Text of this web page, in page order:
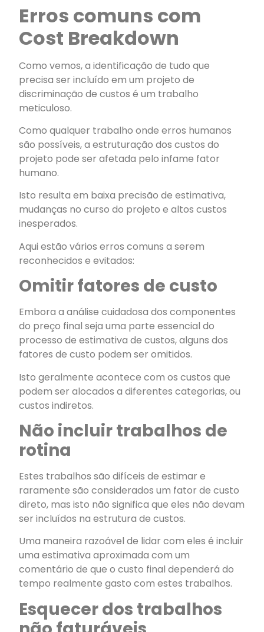
Erros comuns com
Cost Breakdown
Como vemos, a identificação de tudo que
precisa ser incluído em um projeto de
discriminação de custos é um trabalho
meticuloso.
Como qualquer trabalho onde erros humanos
são possíveis, a estruturação dos custos do
projeto pode ser afetada pelo infame fator
humano.
Isto resulta em baixa precisão de estimativa,
mudanças no curso do projeto e altos custos
inesperados.
Aqui estão vários erros comuns a serem
reconhecidos e evitados:
Omitir fatores de custo
Embora a análise cuidadosa dos componentes
do preço final seja uma parte essencial do
processo de estimativa de custos, alguns dos
fatores de custo podem ser omitidos.
Isto geralmente acontece com os custos que
podem ser alocados a diferentes categorias, ou
custos indiretos.
Não incluir trabalhos de
rotina
Estes trabalhos são difíceis de estimar e
raramente são considerados um fator de custo
direto, mas isto não significa que eles não devam
ser incluídos na estrutura de custos.
Uma maneira razoável de lidar com eles é incluir
uma estimativa aproximada com um
comentário de que o custo final dependerá do
tempo realmente gasto com estes trabalhos.
Esquecer dos trabalhos